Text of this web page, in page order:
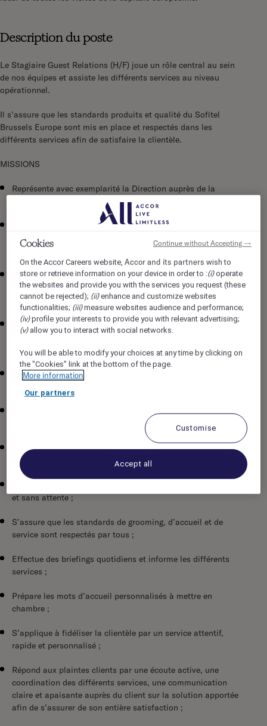
Description du poste
Le Stagiaire Guest Relations (H/F) joue un rôle central au sein
de nos équipes et assiste les différents services au niveau
opérationnel.
Il s’assure que les standards produits et qualité du Sofitel
Brussels Europe sont mis en place et respectés dans les
différents services afin de satisfaire la clientèle.
MISSIONS
Représente avec exemplarité la Direction auprès de la
clientèle et des différents services ;
S’assure de la satisfaction des clients à travers les
attentions promulguées par les différents services
d’exploitation ;
Communique, anticipe et coordonne avec les différents
services sur l’activité journalière : VIPs, clients habitués,
événement banquet, commercial et presse, groupe …
Vérifie l’attribution des produits d’accueils et de la bonne
application des programmes de fidélité : VIP, clients
habitués, direction…
Organise et suit le séjour des clients en relation avec les
Prépare les arrivées des VIPs et transmet les demandes aux
Vérifie que toutes les demandes clients soient satisfaites
avec efficacité ;
et sans attente ;
S’assure que les standards de grooming, d’accueil et de
service sont respectés par tous ;
Effectue des briefings quotidiens et informe les différents
services ;
Prépare les mots d’accueil personnalisés à mettre en
chambre ;
S’applique à fidéliser la clientèle par un service attentif,
rapide et personnalisé ;
Répond aux plaintes clients par une écoute active, une
coordination des différents services, une communication
claire et apaisante auprès du client sur la solution apportée
afin de s’assurer de son entière satisfaction ;
Cookies
On the Accor Careers website,Accor and its partners wish to
store or retrieve information on your device in order to :(i)operate
the websites and provide you with the services you request (these
cannot be rejected); (ii)enhance and customize websites
functionalities; (iii)measure websites audience and performance;
(iv)profile your interests to provide you with relevant advertising;
(v)allow you to interact with social networks.
You will be able to modify your choices at any time by clicking on
the "Cookies" link at the bottom of the page.
More information
Our partners
Customise
Accept all
Continue without Accepting →